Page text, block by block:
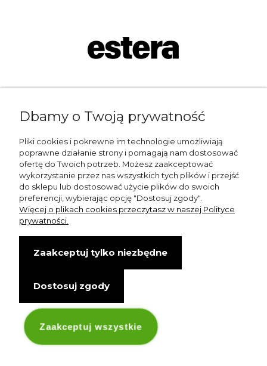
shop@esterashop.com
+48 785 709 330
ESTERA
Otolice 68
99-400 Łowicz
Wskazówki dojazdu
NIP: 8341003819
Copyright © Estera. Wszelkie prawa zastrzeżone.
Managed byDigitalCraft Solutions
Dbamy o Twoją prywatność
Pliki cookies i pokrewne im technologie umożliwiają
poprawne działanie strony i pomagają nam dostosować
ofertę do Twoich potrzeb. Możesz zaakceptować
wykorzystanie przez nas wszystkich tych plików i przejść
do sklepu lub dostosować użycie plików do swoich
preferencji, wybierając opcję "Dostosuj zgody".
Więcej o plikach cookies przeczytasz w naszej Polityce
prywatności.
Zaakceptuj tylko niezbędne
Dostosuj zgody
Zaakceptuj wszystkie